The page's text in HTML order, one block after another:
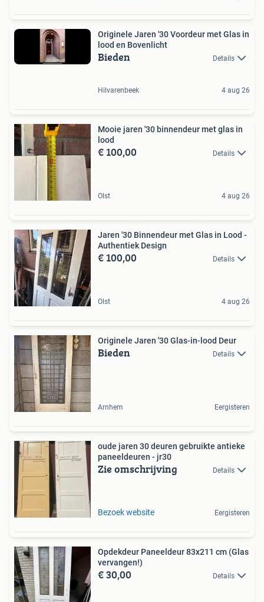
Originele Jaren '30 Voordeur met Glas in
lood en Bovenlicht
Bieden Details
Hilvarenbeek 4 aug 26
Mooie jaren '30 binnendeur met glas in
lood
€ 100,00 Details
Olst 4 aug 26
Jaren '30 Binnendeur met Glas in Lood -
Authentiek Design
€ 100,00 Details
Olst 4 aug 26
Originele Jaren '30 Glas-in-lood Deur
Bieden Details
Arnhem Eergisteren
oude jaren 30 deuren gebruikte antieke
paneeldeuren - jr30
Zie omschrijving Details
Bezoek website Eergisteren
Opdekdeur Paneeldeur 83x211 cm (Glas
vervangen!)
€ 30,00 Details